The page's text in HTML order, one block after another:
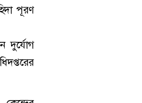
পূরণ
দুর্যোগ